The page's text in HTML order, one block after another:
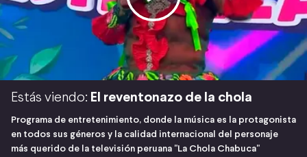
Estás viendo: El reventonazo de la chola
Programa de entretenimiento, donde la música es la protagonista
en todos sus géneros y la calidad internacional del personaje
más querido de la televisión peruana "La Chola Chabuca"